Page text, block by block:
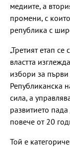
медиите, а
промени, с
република с
„Третият етап се
властта
избори за
Републиканска
сила, а
развитието
повече от 20
Той е